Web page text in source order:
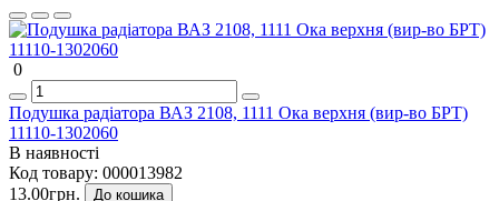
0
Подушка радіатора ВАЗ 2108, 1111 Ока верхня (вир-во БРТ)
11110-1302060
В наявності
Код товару: 000013982
13.00грн.
До кошика